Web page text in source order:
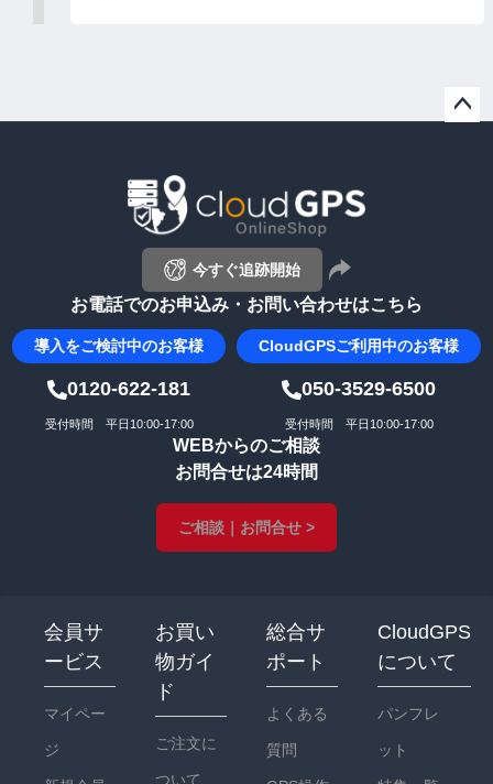
今すぐ追跡開始
お電話でのお申込み・お問い合わせはこちら
導入をご検討中のお客様 CloudGPSご利用中のお客様
0120-622-181 050-3529-6500
受付時間 平日10:00-17:00 受付時間 平日10:00-17:00
WEBからのご相談
お問合せは24時間
ご相談｜お問合せ >
会員サ
ービス
マイペー
ジ
お買い
物ガイ
ド
ご注文に
ついて
総合サ
ポート
よくある
質問
CloudGPS
について
パンフレ
ット